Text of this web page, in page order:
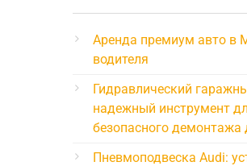
Аренда премиум авто в
водителя
Гидравлический
надежный инструмент
безопасного демонтажа
Пневмоподвеска Audi: